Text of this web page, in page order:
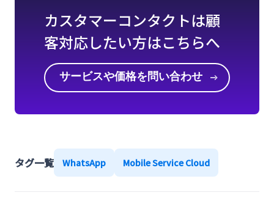
カスタマーコンタクトは顧
客対応したい方はこちらへ
サービスや価格を問い合わせ
タグ一覧 WhatsApp Mobile Service Cloud